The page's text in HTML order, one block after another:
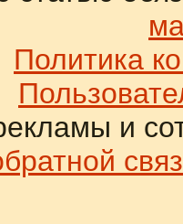
Политика
и